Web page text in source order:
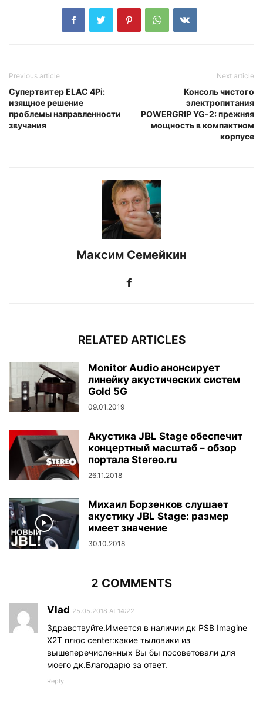
Previous article
Супертвитер ELAC 4Pi:
изящное решение
проблемы направленности
звучания
Next article
Консоль чистого
электропитания
POWERGRIP YG-2: прежняя
мощность в компактном
корпусе
Максим Семейкин
RELATED ARTICLES
Monitor Audio анонсирует
линейку акустических систем
Gold 5G
09.01.2019
Акустика JBL Stage обеспечит
концертный масштаб – обзор
портала Stereo.ru
26.11.2018
Михаил Борзенков слушает
акустику JBL Stage: размер
имеет значение
30.10.2018
2 COMMENTS
Vlad 25.05.2018 At 14:22
Здравствуйте.Имеется в наличии дк PSB Imagine
X2T плюс center:какие тыловики из
вышеперечисленных Вы бы посоветовали для
моего дк.Благодарю за ответ.
Reply